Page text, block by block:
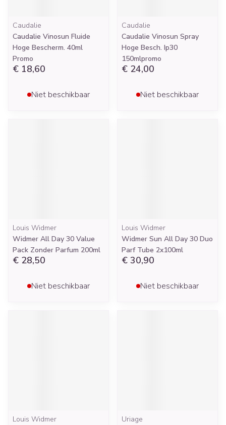
Caudalie
Caudalie Vinosun Fluide
Hoge Bescherm. 40ml
Promo
€ 18,60
Niet beschikbaar
Caudalie
Caudalie Vinosun Spray
Hoge Besch. Ip30
150mlpromo
€ 24,00
Niet beschikbaar
Louis Widmer
Widmer All Day 30 Value
Pack Zonder Parfum 200ml
€ 28,50
Niet beschikbaar
Louis Widmer
Widmer Sun All Day 30 Duo
Parf Tube 2x100ml
€ 30,90
Niet beschikbaar
Louis Widmer
Uriage